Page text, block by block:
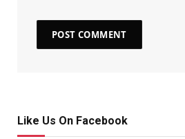
Like Us On Facebook